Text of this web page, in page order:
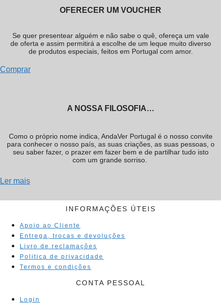
OFERECER UM VOUCHER
Se quer presentear alguém e não sabe o quê, ofereça um vale
de oferta e assim permitirá a escolhe de um leque muito diverso
de produtos especiais, feitos em Portugal com amor.
Comprar
A NOSSA FILOSOFIA…
Como o próprio nome indica, AndaVer Portugal é o nosso convite
para conhecer o nosso país, as suas criações, as suas pessoas, o
seu saber fazer, o prazer em fazer bem e de partilhar tudo isto
com um grande sorriso.
Ler mais
INFORMAÇÕES ÚTEIS
Apoio ao Cliente
Entrega, trocas e devoluções
Livro de reclamações
Politica de privacidade
Termos e condições
CONTA PESSOAL
Login